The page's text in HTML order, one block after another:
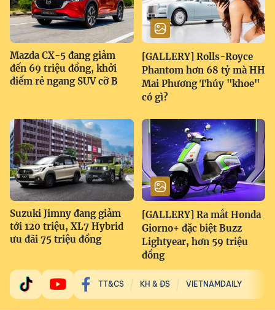
Mazda CX-5 đang giảm
đến 69 triệu đồng, khởi
điểm rẻ ngang SUV cỡ B
[GALLERY] Rolls-Royce
Phantom hơn 68 tỷ mà HH
Mai Phương Thúy "khoe"
có gì?
Suzuki Jimny đang giảm
tới 120 triệu, XL7 Hybrid
ưu đãi 75 triệu đồng
[GALLERY] Ra mắt Honda
Giorno+ đặc biệt Buzz
Lightyear, hơn 59 triệu
đồng
TT&CS KH & ĐS VIETNAMDAILY